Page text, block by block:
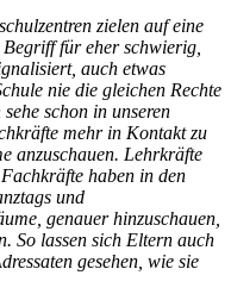
zielen auf eine
für eher schwierig,
auch etwas
nie die gleichen Rechte
schon in unseren
mehr in Kontakt zu
anzuschauen. Lehrkräfte
haben in den
und
genauer hinzuschauen,
So lassen sich Eltern auch
gesehen, wie sie